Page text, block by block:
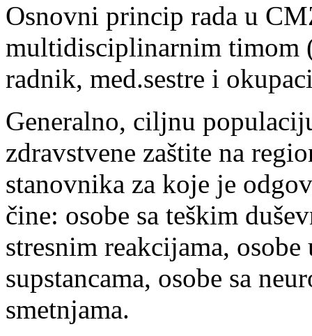
Osnovni princip rada u
multidisciplinarnim timom
radnik, med.sestre i
Generalno, ciljnu
zdravstvene zaštite na
stanovnika za koje je
čine: osobe sa teškim
stresnim reakcijama,
supstancama, osobe sa
smetnjama.